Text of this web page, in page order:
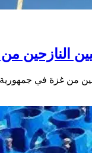
النازحين
من غزة في